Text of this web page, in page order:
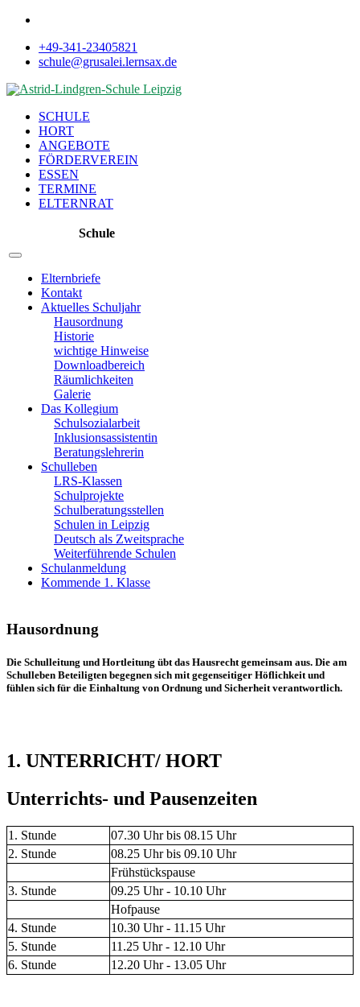
+49-341-23405821
schule@grusalei.lernsax.de
SCHULE
HORT
ANGEBOTE
FÖRDERVEREIN
ESSEN
TERMINE
ELTERNRAT
Schule
Elternbriefe
Kontakt
Aktuelles Schuljahr
Hausordnung
Historie
wichtige Hinweise
Downloadbereich
Räumlichkeiten
Galerie
Das Kollegium
Schulsozialarbeit
Inklusionsassistentin
Beratungslehrerin
Schulleben
LRS-Klassen
Schulprojekte
Schulberatungsstellen
Schulen in Leipzig
Deutsch als Zweitsprache
Weiterführende Schulen
Schulanmeldung
Kommende 1. Klasse
Hausordnung
Die Schulleitung und Hortleitung übt das Hausrecht gemeinsam aus. Die am
Schulleben Beteiligten begegnen sich mit gegenseitiger Höflichkeit und
fühlen sich für die Einhaltung von Ordnung und Sicherheit verantwortlich.
1. UNTERRICHT/ HORT
Unterrichts- und Pausenzeiten
1. Stunde
07.30 Uhr bis 08.15 Uhr
2. Stunde
08.25 Uhr bis 09.10 Uhr
Frühstückspause
3. Stunde
09.25 Uhr - 10.10 Uhr
Hofpause
4. Stunde
10.30 Uhr - 11.15 Uhr
5. Stunde
11.25 Uhr - 12.10 Uhr
6. Stunde
12.20 Uhr - 13.05 Uhr